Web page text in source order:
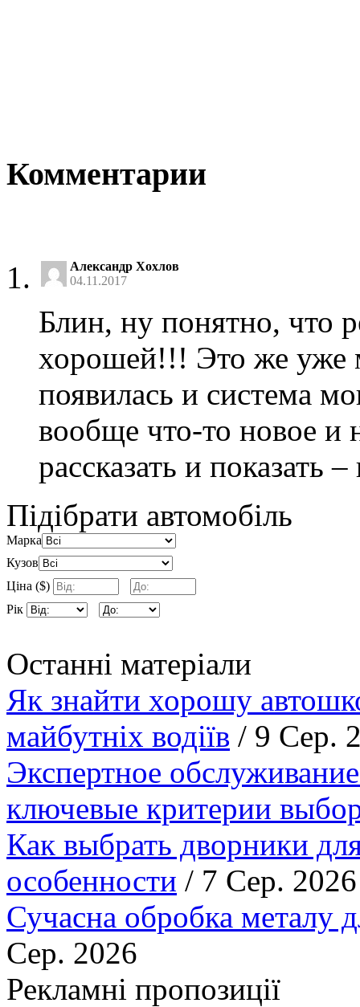
Комментарии
Александр Хохлов
04.11.2017
Блин, ну понятно, что
хорошей!!! Это же уже
появилась и система
вообще что-то новое и
рассказать и показать
Підібрати автомобіль
Марка
Кузов
Ціна ($)
Рік
Останні матеріали
Як знайти хорошу
майбутніх водіїв / 9 Сер.
Экспертное
ключевые критерии
Как выбрать дворники
особенности / 7 Сер. 2026
Сучасна обробка металу
Сер. 2026
Рекламні пропозиції